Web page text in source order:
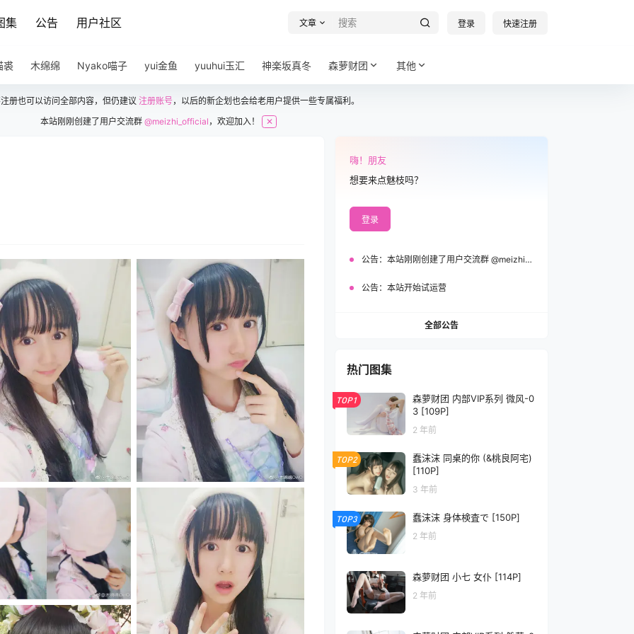
集 公告 用户社区 文章 登录 快速注册
裘 木绵绵 Nyako喵子 yui金鱼 yuuhui玉汇 神楽坂真冬 森萝财团 其他
册也可以访问全部内容，但仍建议 注册账号，以后的新企划也会给老用户提供一些专属福利。
本站刚刚创建了用户交流群@meizhi_official ，欢迎加入！ ✕
嗨！朋友
想要来点魅枝吗？
登录
公告： 本站刚刚创建了用户交流群 @meizhi_official，欢迎加入！
公告： 本站开始试运营
全部公告
热门图集
TOP1
森萝财团 内部VIP系列 微风-0
3 [109P]
2 年前
TOP2
蠢沫沫 同桌的你 (&桃良阿宅)
[110P]
3 年前
TOP3 蠢沫沫 身体検査で [150P]
2 年前
森萝财团 小七 女仆 [114P]
2 年前